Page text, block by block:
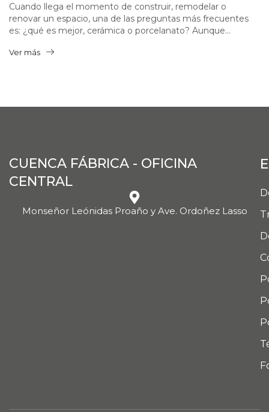
Cuando llega el momento de construir, remodelar o
renovar un espacio, una de las preguntas más frecuentes
es: ¿qué es mejor, cerámica o porcelanato? Aunque...
Ver más
CUENCA FÁBRICA - OFICINA
CENTRAL
Monseñor Leónidas Proaño y Ave. Ordoñez Lasso